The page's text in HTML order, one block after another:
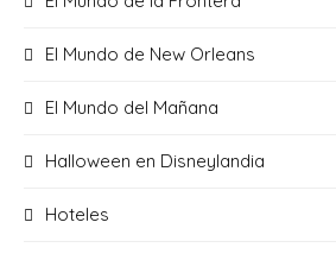
El Mundo de New Orleans
El Mundo del Mañana
Halloween en Disneylandia
Hoteles